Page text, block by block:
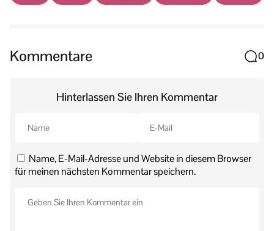
Kommentare 0
Hinterlassen Sie Ihren Kommentar
Name, E-Mail-Adresse und Website in diesem Browser
für meinen nächsten Kommentar speichern.